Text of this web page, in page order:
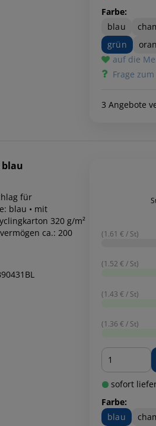
Farbe:
blau
grün
auf die
Frage
3 Angebote
blau
für
blau • mit
320 g/m²
ca.: 200
(1.61 € / St)
(1.52 € / St)
(1.43 € / St)
(1.36 € / St)
Menge
sofort
Farbe:
blau